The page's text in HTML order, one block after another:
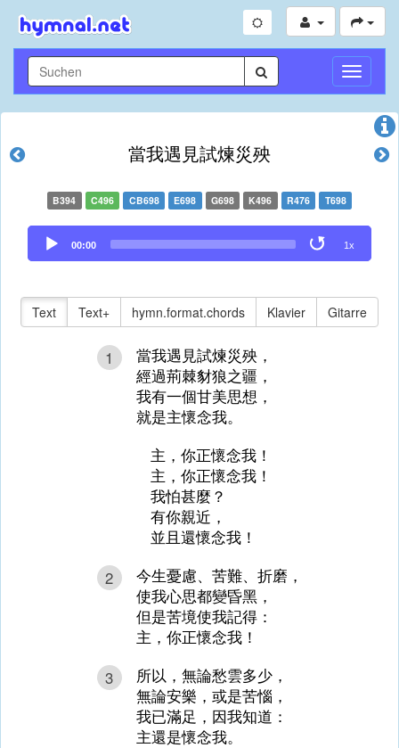
當我遇見試煉災殃
B394 C496 CB698 E698 G698 K496 R476 T698
Audio
Player
00:00 1x
Text Text+ hymn.format.chords Klavier Gitarre
1
當我遇見試煉災殃，
經過荊棘豺狼之疆，
我有一個甘美思想，
就是主懷念我。
主，你正懷念我！
主，你正懷念我！
我怕甚麼？
有你親近，
並且還懷念我！
2
今生憂慮、苦難、折磨，
使我心思都變昏黑，
但是苦境使我記得：
主，你正懷念我！
3
所以，無論愁雲多少，
無論安樂，或是苦惱，
我已滿足，因我知道：
主還是懷念我。